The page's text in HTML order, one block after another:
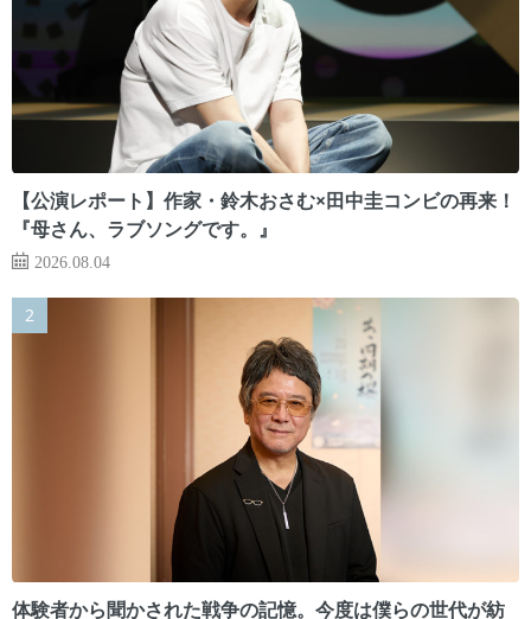
【公演レポート】作家・鈴木おさむ×田中圭コンビの再来！
『母さん、ラブソングです。』
2026.08.04
体験者から聞かされた戦争の記憶。今度は僕らの世代が紡